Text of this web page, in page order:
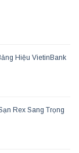
Hiệu VietinBank
Rex Sang Trọng